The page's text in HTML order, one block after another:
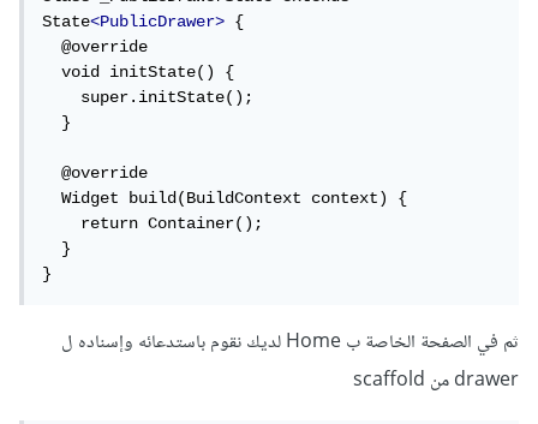
State<PublicDrawer> {
  @override
  void initState() {
    super.initState();
  }
  @override
  Widget build(BuildContext context) {
    return Container();
  }
}
ثم في الصفحة الخاصة ب Home لديك نقوم باستدعائه وإسناده ل
drawer من scaffold